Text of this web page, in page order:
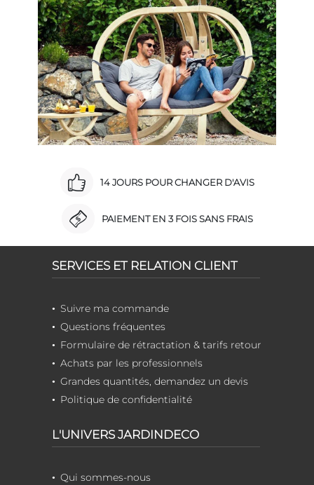
14 JOURS POUR CHANGER D'AVIS
PAIEMENT EN 3 FOIS SANS FRAIS
SERVICES ET RELATION CLIENT
Suivre ma commande
Questions fréquentes
Formulaire de rétractation & tarifs retour
Achats par les professionnels
Grandes quantités, demandez un devis
Politique de confidentialité
L'UNIVERS JARDINDECO
Qui sommes-nous